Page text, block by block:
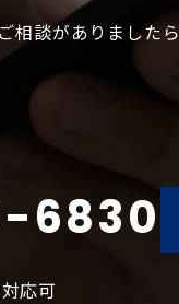
相談がありましたら
6830
応可